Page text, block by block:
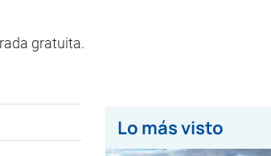
gratuita.
Lo más visto